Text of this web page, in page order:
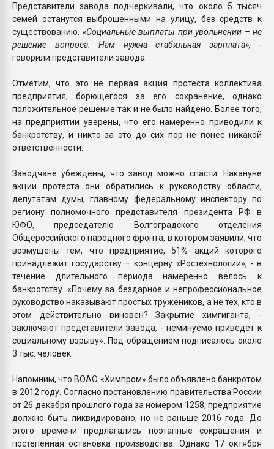
Представители завода подчеркивали, что около 5 тысяч
семей останутся выброшенными на улицу, без средств к
существованию. «Социальные выплаты при увольнении – не
решение вопроса. Нам нужна стабильная зарплата», -
говорили представители завода.
Отметим, что это не первая акция протеста коллектива
предприятия, борющегося за его сохранение, однако
положительное решение так и не было найдено. Более того,
на предприятии уверены, что его намеренно приводили к
банкротству, и никто за это до сих пор не понес никакой
ответственности.
Заводчане убеждены, что завод можно спасти. Накануне
акции протеста они обратились к руководству области,
депутатам думы, главному федеральному инспектору по
региону полномочного представителя президента РФ в
ЮФО, председателю Волгоградского отделения
Общероссийского народного фронта, в котором заявили, что
возмущены тем, что предприятие, 51% акций которого
принадлежит государству – концерну «Ростехнологии», - в
течение длительного периода намеренно велось к
банкротству. «Почему за бездарное и непрофессиональное
руководство наказывают простых тружеников, а не тех, кто в
этом действительно виновен? Закрытие химгиганта, -
заключают представители завода, - неминуемо приведет к
социальному взрыву». Под обращением подписалось около
3 тыс. человек.
Напомним, что ВОАО «Химпром» было объявлено банкротом
в 2012 году. Согласно постановлению правительства России
от 26 декабря прошлого года за номером 1258, предприятие
должно быть ликвидировано, но не раньше 2016 года. До
этого времени предлагались поэтапные сокращения и
постепенная остановка производства. Однако 17 октября